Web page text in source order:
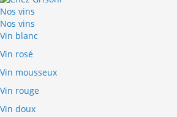
Nos vins
Nos vins
Vin blanc
Vin rosé
Vin mousseux
Vin rouge
Vin doux